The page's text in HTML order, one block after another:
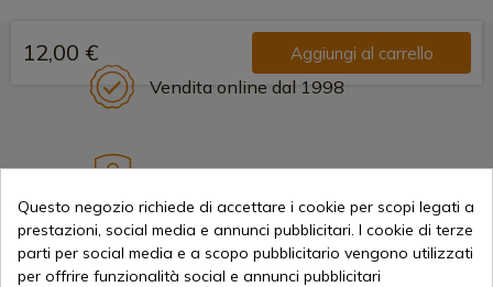
12,00 € Aggiungi al carrello
Vendita online dal 1998
Metodi di pagamento sicuri
Spedizioni Internazionali
Questo negozio richiede di accettare i cookie per scopi legati a
prestazioni, social media e annunci pubblicitari. I cookie di terze
parti per social media e a scopo pubblicitario vengono utilizzati
per offrire funzionalità social e annunci pubblicitari